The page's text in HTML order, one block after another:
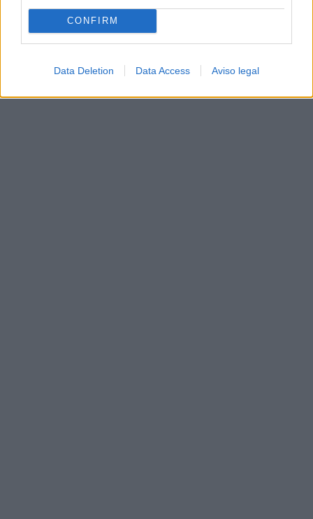
CONFIRM
Data Deletion Data Access Aviso legal